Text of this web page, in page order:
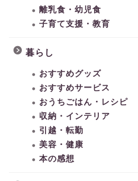
離乳食・幼児食
子育て支援・教育
暮らし
おすすめグッズ
おすすめサービス
おうちごはん・レシピ
収納・インテリア
引越・転勤
美容・健康
本の感想